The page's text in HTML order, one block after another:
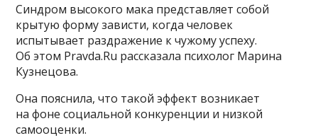
Синдром высокого мака представляет собой
крытую форму зависти, когда человек
испытывает раздражение к чужому успеху.
Об этом Pravda.Ru рассказала психолог Марина
Кузнецова.
Она пояснила, что такой эффект возникает
на фоне социальной конкуренции и низкой
самооценки.